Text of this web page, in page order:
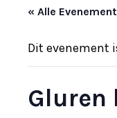
« Alle
Dit evenement
Gluren